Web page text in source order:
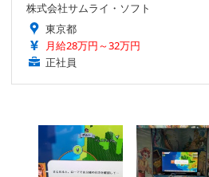
株式会社サムライ・ソフト
東京都
月給28万円～32万円
正社員